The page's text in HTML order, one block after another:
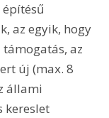
az egyik, hogy
az
új (max. 8
állami
kereslet